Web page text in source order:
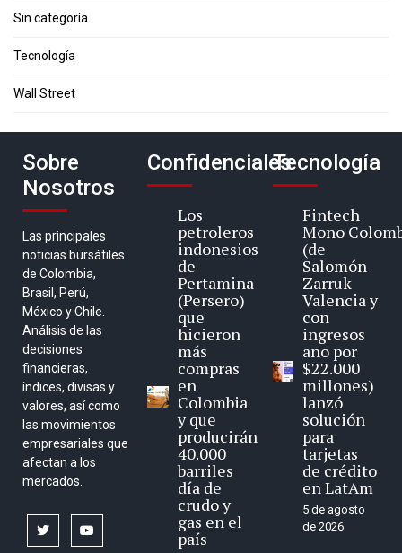
Sin categoría
Tecnología
Wall Street
Sobre
Nosotros
Las principales
noticias bursátiles
de Colombia,
Brasil, Perú,
México y Chile.
Análisis de las
decisiones
financieras,
índices, divisas y
valores, así como
las movimientos
empresariales que
afectan a los
mercados.
twitter
Confidenciales
Los
petroleros
indonesios
de
Pertamina
(Persero)
que
hicieron
más
compras
en
Colombia
y que
producirán
40.000
barriles
día de
crudo y
gas en el
país
Tecnología
Fintech
Mono
(de
Salomón
Zarruk
Valencia y
con
ingresos
año por
$22.000
millones)
lanzó
solución
para
tarjetas
de crédito
en LatAm
5 de agosto
de 2026